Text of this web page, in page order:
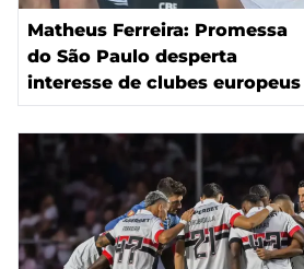
Matheus Ferreira: Promessa
do São Paulo desperta
interesse de clubes europeus